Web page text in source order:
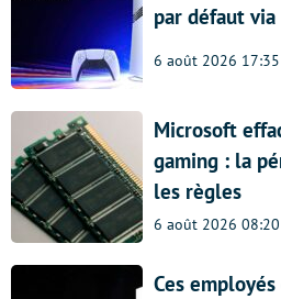
par défaut
6 août 2026 17:35
Microsoft
gaming : la
les règles
6 août 2026 08:20
Ces